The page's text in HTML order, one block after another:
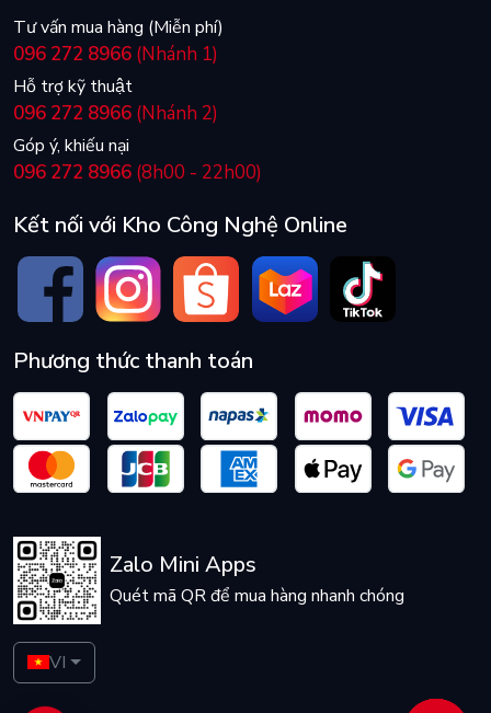
Tư vấn mua hàng (Miễn phí)
096 272 8966 (Nhánh 1)
Hỗ trợ kỹ thuật
096 272 8966 (Nhánh 2)
Góp ý, khiếu nại
096 272 8966 (8h00 - 22h00)
Kết nối với Kho Công Nghệ Online
Phương thức thanh toán
Zalo Mini Apps
Quét mã QR để mua hàng nhanh chóng
VI